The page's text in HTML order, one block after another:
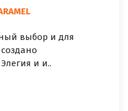
выбор и для
и и..